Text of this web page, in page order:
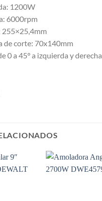
1200W
6000rpm
255×25,4mm
de corte: 70x140mm
0 a 45° a izquierda y derecha